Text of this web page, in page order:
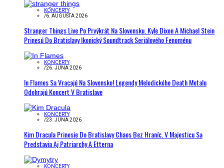
KONCERTY
/6. AUGUSTA 2026
Stranger Things Live Po Prvýkrát Na Slovensku. Kyle Dixon A Michael Stein
Prinesú Do Bratislavy Ikonický Soundtrack Seriálového Fenoménu
KONCERTY
/26. JÚNA 2026
In Flames Sa Vracajú Na Slovensko! Legendy Melodického Death Metalu
Odohrajú Koncert V Bratislave
KONCERTY
/23. JÚNA 2026
Kim Dracula Prinesie Do Bratislavy Chaos Bez Hraníc. V Majesticu Sa
Predstavia Aj Patriarchy A Etterna
KONCERTY